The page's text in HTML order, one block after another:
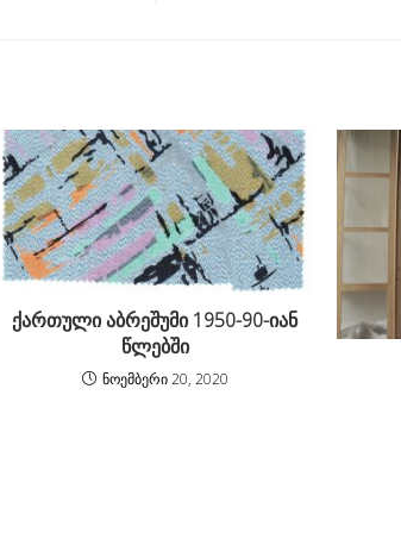
ქართული აბრეშუმი 1950-90-იან
წლებში
ნოემბერი 20, 2020